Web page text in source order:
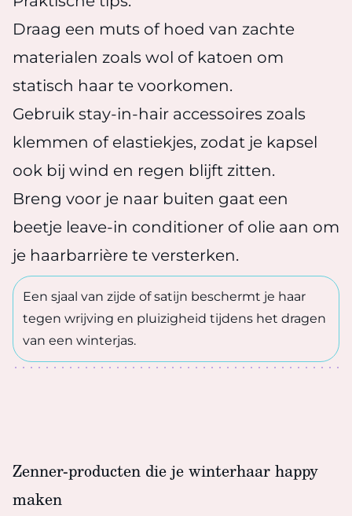
Draag een muts of hoed van zachte
materialen zoals wol of katoen om
statisch haar te voorkomen.
Gebruik stay-in-hair accessoires zoals
klemmen of elastiekjes, zodat je kapsel
ook bij wind en regen blijft zitten.
Breng voor je naar buiten gaat een
beetje leave-in conditioner of olie aan om
je haarbarrière te versterken.
Een sjaal van zijde of satijn beschermt je haar
tegen wrijving en pluizigheid tijdens het dragen
van een winterjas.
Zenner-producten die je winterhaar happy
maken